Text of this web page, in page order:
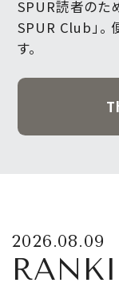
SPUR読者のた
SPUR Club」。
す。
2026.08.09